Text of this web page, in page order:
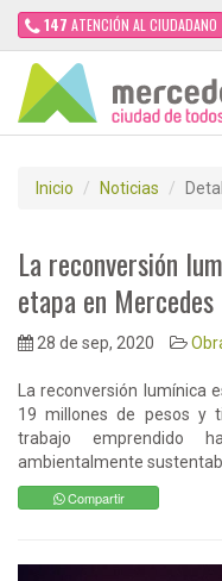
147 ATENCIÓN AL CIUDADANO
Inicio Noticias
La reconversión
etapa en Mercedes
28 de sep, 2020
La reconversión lumínica
19 millones de pesos y
trabajo emprendido
ambientalmente
Compartir